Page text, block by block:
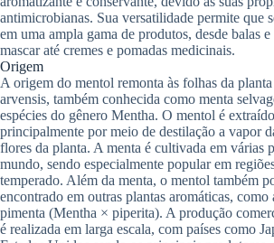
antimicrobianas. Sua versatilidade permite que
em uma ampla gama de produtos, desde balas e
mascar até cremes e pomadas medicinais.
Origem
A origem do mentol remonta às folhas da
arvensis, também conhecida como menta
espécies do gênero Mentha. O mentol é extraído
principalmente por meio de destilação a vapor
flores da planta. A menta é cultivada em várias
mundo, sendo especialmente popular em
temperado. Além da menta, o mentol também
encontrado em outras plantas aromáticas, como
pimenta (Mentha × piperita). A produção
é realizada em larga escala, com países como